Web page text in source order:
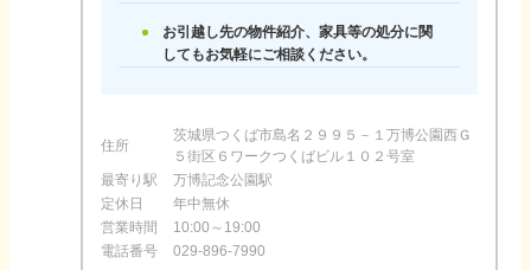
お引越し先の物件紹介、家具等の処分に関
してもお気軽にご相談ください。
住所
茨城県つくば市島名２９９５－１万博公園西Ｇ
５街区６ワークつくばビル１０２号室
最寄り駅
万博記念公園駅
定休日
年中無休
営業時間
10:00～19:00
電話番号
029-896-7990